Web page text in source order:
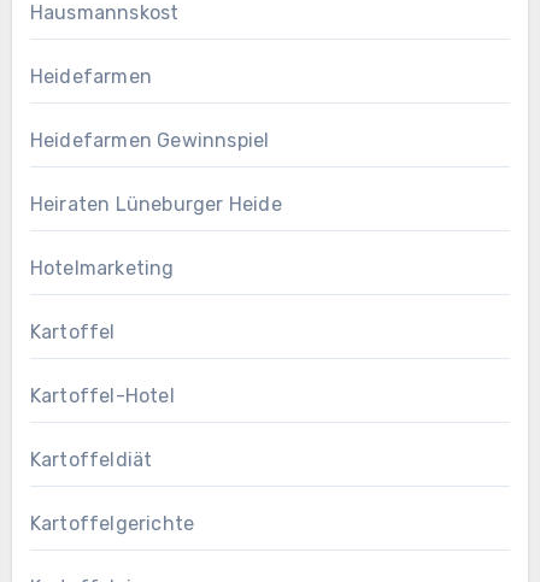
Hausmannskost
Heidefarmen
Heidefarmen Gewinnspiel
Heiraten Lüneburger Heide
Hotelmarketing
Kartoffel
Kartoffel-Hotel
Kartoffeldiät
Kartoffelgerichte